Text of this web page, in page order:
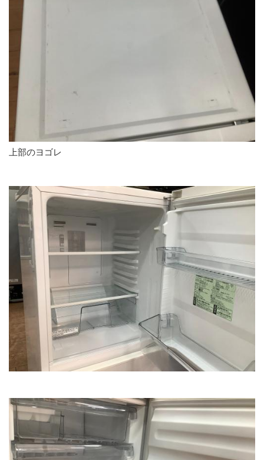
上部のヨゴレ